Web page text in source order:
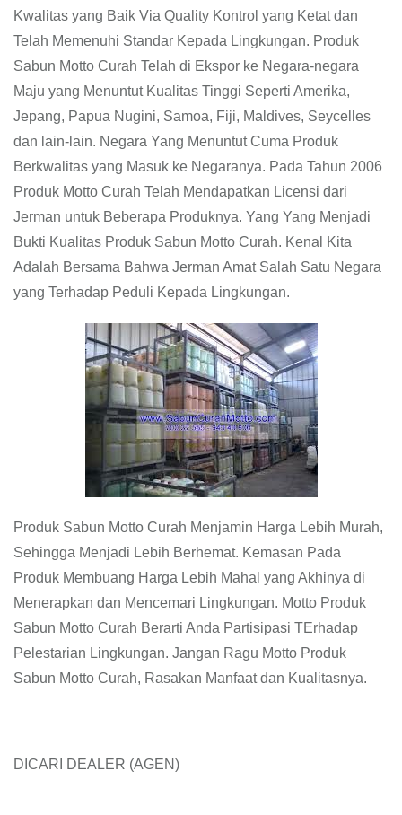
Kwalitas yang Baik Via Quality Kontrol yang Ketat dan
Telah Memenuhi Standar Kepada Lingkungan. Produk
Sabun Motto Curah Telah di Ekspor ke Negara-negara
Maju yang Menuntut Kualitas Tinggi Seperti Amerika,
Jepang, Papua Nugini, Samoa, Fiji, Maldives, Seycelles
dan lain-lain. Negara Yang Menuntut Cuma Produk
Berkwalitas yang Masuk ke Negaranya. Pada Tahun 2006
Produk Motto Curah Telah Mendapatkan Licensi dari
Jerman untuk Beberapa Produknya. Yang Yang Menjadi
Bukti Kualitas Produk Sabun Motto Curah. Kenal Kita
Adalah Bersama Bahwa Jerman Amat Salah Satu Negara
yang Terhadap Peduli Kepada Lingkungan.
Produk Sabun Motto Curah Menjamin Harga Lebih Murah,
Sehingga Menjadi Lebih Berhemat. Kemasan Pada
Produk Membuang Harga Lebih Mahal yang Akhinya di
Menerapkan dan Mencemari Lingkungan. Motto Produk
Sabun Motto Curah Berarti Anda Partisipasi TErhadap
Pelestarian Lingkungan. Jangan Ragu Motto Produk
Sabun Motto Curah, Rasakan Manfaat dan Kualitasnya.
DICARI DEALER (AGEN)